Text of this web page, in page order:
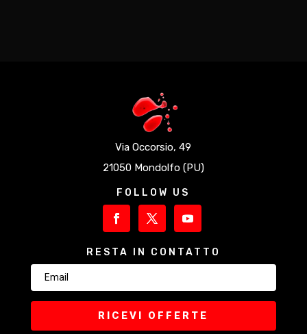
Via Occorsio, 49
21050 Mondolfo (PU)
FOLLOW US
RESTA IN CONTATTO
RICEVI OFFERTE